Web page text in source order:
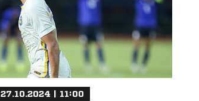
27.10.2024 | 11:00